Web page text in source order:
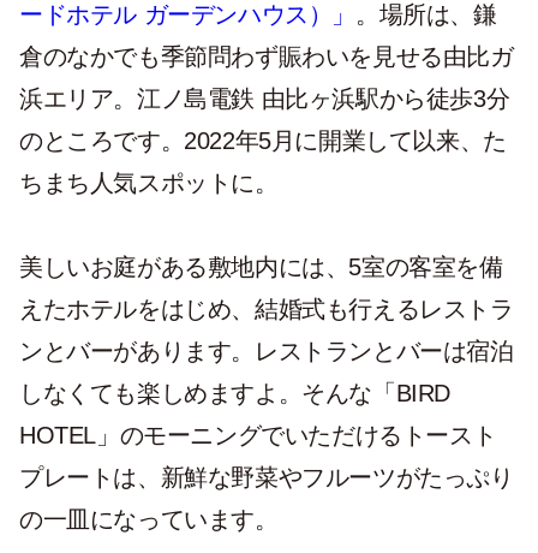
ードホテル ガーデンハウス）」 。場所は、鎌
倉のなかでも季節問わず賑わいを見せる由比ガ
浜エリア。江ノ島電鉄 由比ヶ浜駅から徒歩3分
のところです。2022年5月に開業して以来、た
ちまち人気スポットに。
美しいお庭がある敷地内には、5室の客室を備
えたホテルをはじめ、結婚式も行えるレストラ
ンとバーがあります。レストランとバーは宿泊
しなくても楽しめますよ。そんな「BIRD
HOTEL」のモーニングでいただけるトースト
プレートは、新鮮な野菜やフルーツがたっぷり
の一皿になっています。